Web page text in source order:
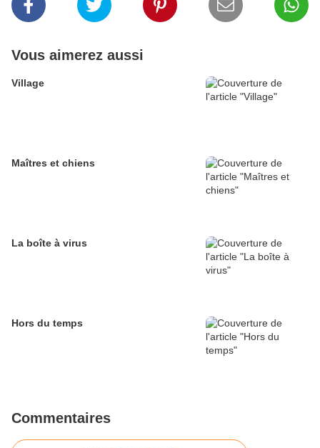
Vous aimerez aussi
Village
Maîtres et chiens
La boîte à virus
Hors du temps
Commentaires